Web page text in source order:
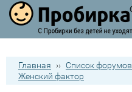
Главная ›› Список форумов
Женский фактор